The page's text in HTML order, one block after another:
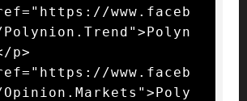
www.faceb
Polynion.Trend">Polyn
p>
www.faceb
Opinion.Markets">Poly